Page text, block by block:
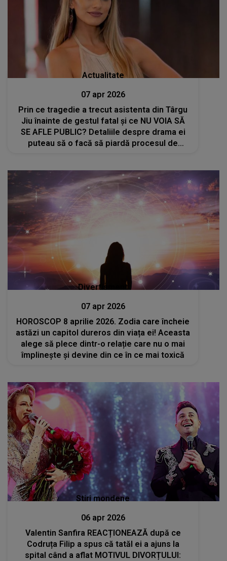
Actualitate
07 apr 2026
Prin ce tragedie a trecut asistenta din Târgu
Jiu înainte de gestul fatal și ce NU VOIA SĂ
SE AFLE PUBLIC? Detaliile despre drama ei
puteau să o facă să piardă procesul de
Divertisment
07 apr 2026
HOROSCOP 8 aprilie 2026. Zodia care încheie
astăzi un capitol dureros din viața ei! Aceasta
alege să plece dintr-o relație care nu o mai
împlinește și devine din ce în ce mai toxică
Stiri mondene
06 apr 2026
Valentin Sanfira REACȚIONEAZĂ după ce
Codruța Filip a spus că tatăl ei a ajuns la
spital când a aflat MOTIVUL DIVORȚULUI: